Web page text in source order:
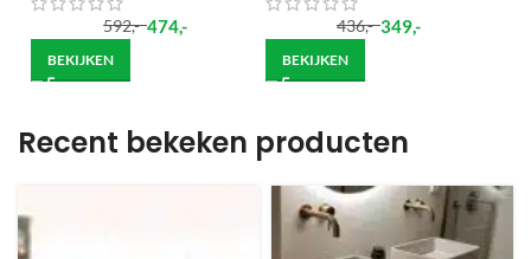
592,- 474,-
BEKIJKEN
436,- 349,-
BEKIJKEN
Recent bekeken producten